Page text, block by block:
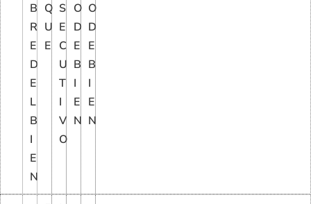
B
R
E
D
E
L
B
I
E
N
Q
U
E
S
E
C
U
T
I
V
O
O
D
E
B
I
E
N
O
D
E
B
I
E
N